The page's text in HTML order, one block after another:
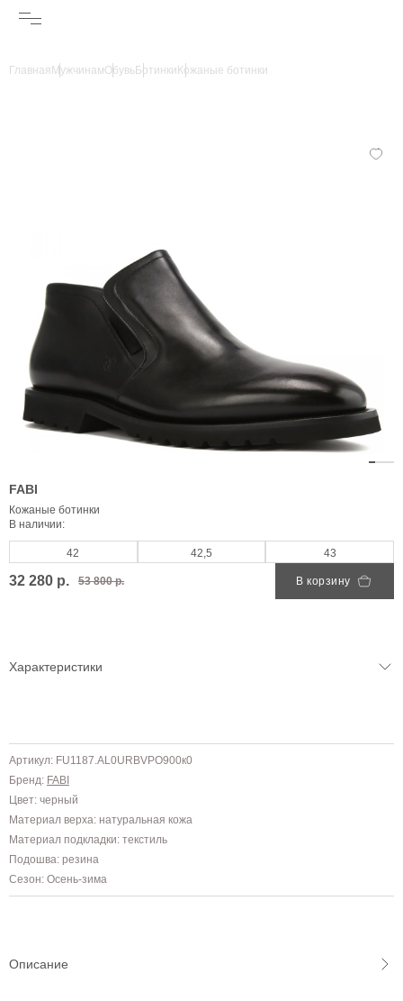
Главная МужчинамОбувьБотинки Кожаные ботинки
FABI
Кожаные ботинки
В наличии:
42 42,5 43
32 280 р. 53 800 р. В корзину
Характеристики
Артикул: FU1187.AL0URBVPO900к0
Бренд: FABI
Цвет: черный
Материал верха: натуральная кожа
Материал подкладки: текстиль
Подошва: резина
Сезон: Осень-зима
Описание